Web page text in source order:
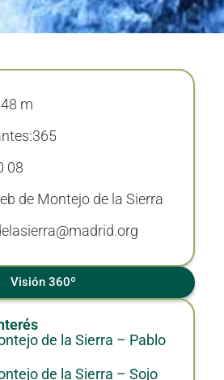
m
365
08
de Montejo de la Sierra
Visión 360º
de la Sierra – Pablo
de la Sierra – Sojo